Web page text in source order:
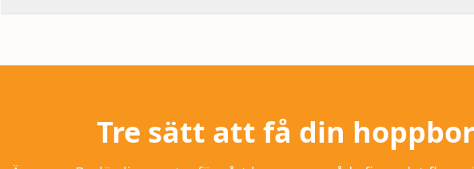
Tre sätt att få din